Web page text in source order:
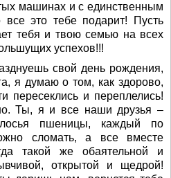
машинах и с единственным
это тебе подарит! Пусть
тебя и твою семью на всех
успехов!!!
свой день рождения,
я думаю о том, как здорово,
пересеклись и переплелись!
Ты, я и все наши друзья –
пшеницы, каждый по
сломать, а все вместе
такой же обаятельной и
открытой и щедрой!